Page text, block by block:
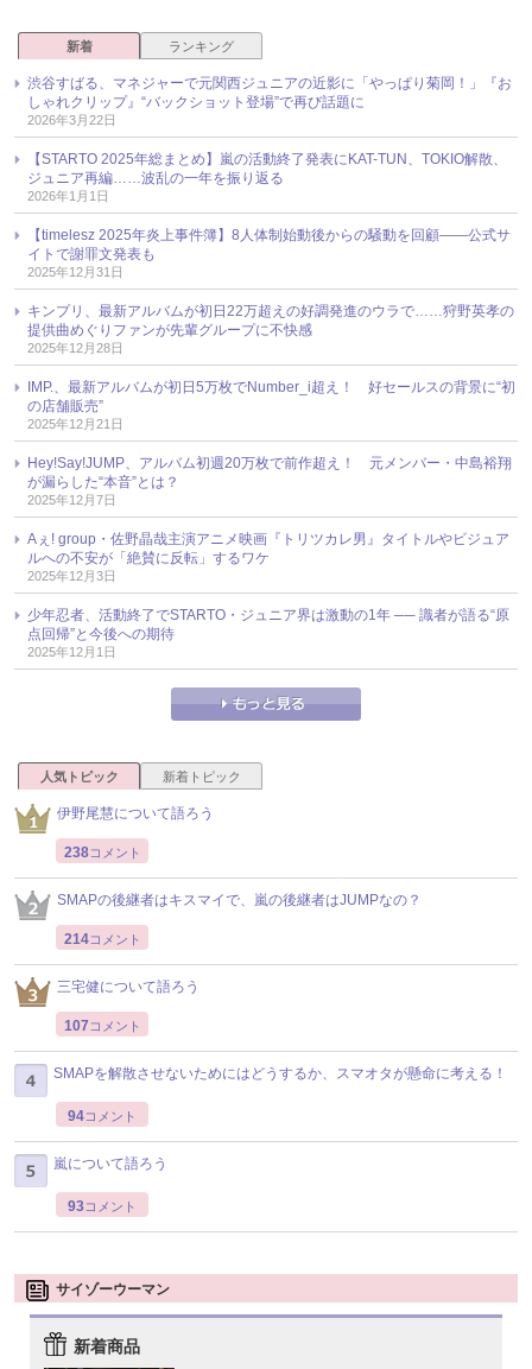
新着 ランキング
渋谷すばる、マネジャーで元関西ジュニアの近影に「やっぱり菊岡！」『お
しゃれクリップ』“バックショット登場”で再び話題に
2026年3月22日
【STARTO 2025年総まとめ】嵐の活動終了発表にKAT-TUN、TOKIO解散、
ジュニア再編……波乱の一年を振り返る
2026年1月1日
【timelesz 2025年炎上事件簿】8人体制始動後からの騒動を回顧――公式サ
イトで謝罪文発表も
2025年12月31日
キンプリ、最新アルバムが初日22万超えの好調発進のウラで……狩野英孝の
提供曲めぐりファンが先輩グループに不快感
2025年12月28日
IMP.、最新アルバムが初日5万枚でNumber_i超え！ 好セールスの背景に“初
の店舗販売”
2025年12月21日
Hey!Say!JUMP、アルバム初週20万枚で前作超え！ 元メンバー・中島裕翔
が漏らした“本音”とは？
2025年12月7日
Aぇ! group・佐野晶哉主演アニメ映画『トリツカレ男』タイトルやビジュア
ルへの不安が「絶賛に反転」するワケ
2025年12月3日
少年忍者、活動終了でSTARTO・ジュニア界は激動の1年 ── 識者が語る“原
点回帰”と今後への期待
2025年12月1日
人気トピック 新着トピック
伊野尾慧について語ろう
238コメント
SMAPの後継者はキスマイで、嵐の後継者はJUMPなの？
214コメント
三宅健について語ろう
107 コメント
SMAPを解散させないためにはどうするか、スマオタが懸命に考える！
94コメント
嵐について語ろう
93コメント
サイゾーウーマン
新着商品